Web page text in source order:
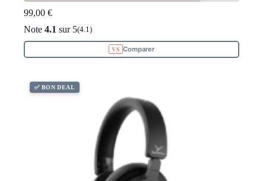
99,00 €
Note 4.1 sur 5(4.1)
Comparer
✅ BON DEAL